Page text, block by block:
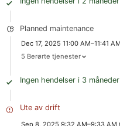
Planned maintenance
Dec 17, 2025 11:00 AM–11:41
5 Berørte tjenester
Ingen hendelser i 3
Ute av drift
Sep 8, 2025 9:32 AM–9:33 AM